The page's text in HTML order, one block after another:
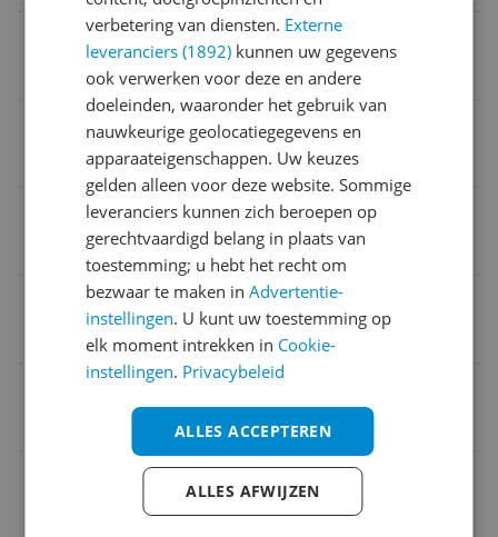
Materiaal
Aluminium
Inclusief deksel
Moneta
8003703172021
verbetering van diensten. Externe
leveranciers (1892) kunnen uw gegevens
ook verwerken voor deze en andere
doeleinden, waaronder het gebruik van
nauwkeurige geolocatiegegevens en
apparaateigenschappen. Uw keuzes
gelden alleen voor deze website. Sommige
leveranciers kunnen zich beroepen op
gerechtvaardigd belang in plaats van
toestemming; u hebt het recht om
bezwaar te maken inAdvertentie-
instellingen. U kunt uw toestemming op
elk moment intrekken in Cookie-
instellingen. Privacybeleid
ALLES ACCEPTEREN
ALLES AFWIJZEN